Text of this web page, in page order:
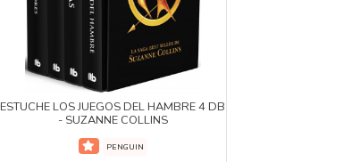
ESTUCHE LOS JUEGOS DEL HAMBRE 4 DB
- SUZANNE COLLINS
PENGUIN